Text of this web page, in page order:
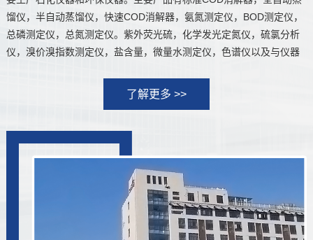
馏仪，半自动蒸馏仪，快速COD消解器，氨氮测定仪，BOD测定仪，
总磷测定仪，总氮测定仪。紫外荧光硫，化学发光定氮仪，硫氯分析
仪，溴价溴指数测定仪，盐含量，微量水测定仪，色谱仪以及与仪器
一，在保修期内，将提供以下的服务:1，我公司按照双方签订的合同
零部件的损坏，提供的配件只收成本费，由需方人为因素造成的设备
损坏，供方维修或提供的配件均按成本价计。3、保修期内我公司技术
人员将会跟踪设备的运行情况，如产品运行不正常，用户就产品问题
向我公司技术部门咨询，用户可以通过售后电话咨询有关技术问题，
并得到明确的解决方案，若在电话中不能解决问题，我们承诺72小时
了解更多 >>